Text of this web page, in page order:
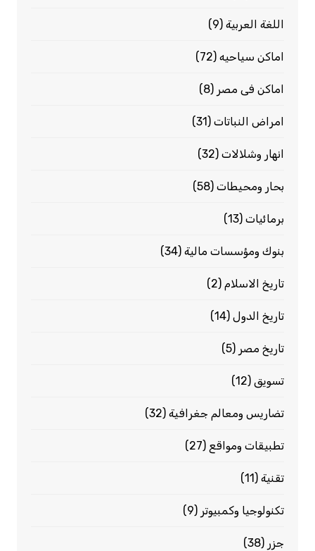
اللغة العربية(9)
اماكن سياحيه(72)
اماكن فى مصر (8)
امراض النباتات(31)
انهار وشلالات(32)
بحار ومحيطات(58)
برمائيات(13)
بنوك ومؤسسات مالية(34)
تاريخ الاسلام(2)
تاريخ الدول(14)
تاريخ مصر (5)
تسويق(12)
تضاريس ومعالم جغرافية(32)
تطبيقات ومواقع (27)
تقنية(11)
تكنولوجيا وكمبيوتر (9)
جزر (38)